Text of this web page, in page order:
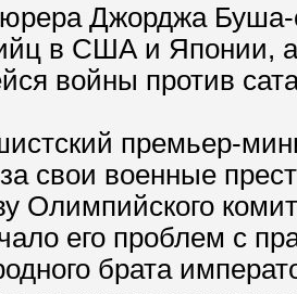
Джорджа
в США и Японии,
войны против
премьер-
свои военные
Олимпийского
его проблем с
брата